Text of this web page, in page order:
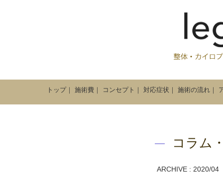
トップ｜ 施術費 ｜ コンセプト ｜ 対応症状 ｜ 施術の流れ ｜
コラム
ARCHIVE : 2020/04